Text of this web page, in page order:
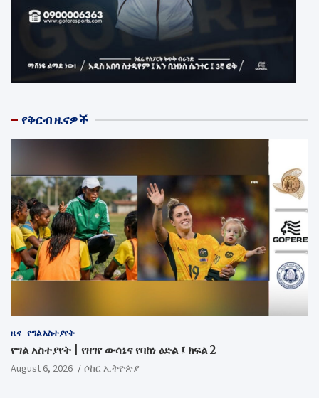
የቅርብ ዜናዎች
ዜና የግል አስተያየት
የግል አስተያየት | የዘገየ ውሳኔና የባከነ ዕድል ፤ ክፍል 2
August 6, 2026 ሶከር ኢትዮጵያ